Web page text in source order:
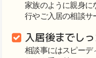
家族のように親身に
行やご入居の相談サ
入居後までし
相談事にはスピーデ